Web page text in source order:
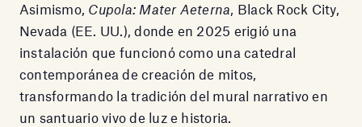
Asimismo, Cupola: Mater Aeterna, Black Rock City,
Nevada (EE. UU.), donde en 2025 erigió una
instalación que funcionó como una catedral
contemporánea de creación de mitos,
transformando la tradición del mural narrativo en
un santuario vivo de luz e historia.